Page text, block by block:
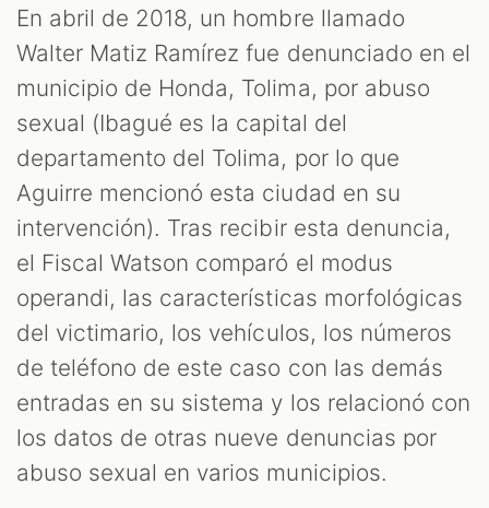
En abril de 2018, un hombre llamado
Walter Matiz Ramírez fue denunciado en el
municipio de Honda, Tolima, por abuso
sexual (Ibagué es la capital del
departamento del Tolima, por lo que
Aguirre mencionó esta ciudad en su
intervención). Tras recibir esta denuncia,
el Fiscal Watson comparó el modus
operandi, las características morfológicas
del victimario, los vehículos, los números
de teléfono de este caso con las demás
entradas en su sistema y los relacionó con
los datos de otras nueve denuncias por
abuso sexual en varios municipios.